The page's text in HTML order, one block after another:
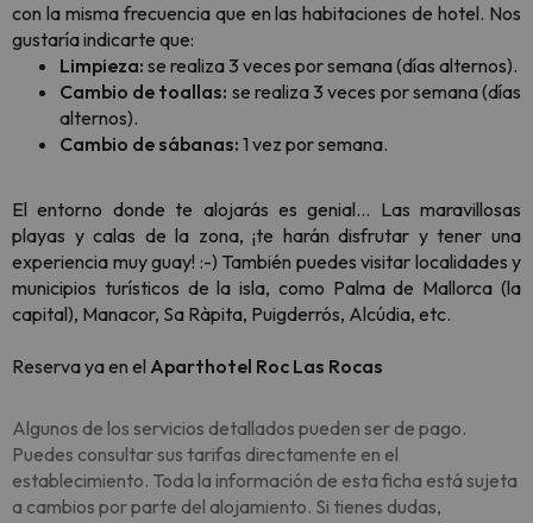
con la misma frecuencia que en las habitaciones de hotel. Nos
gustaría indicarte que:
Limpieza: se realiza 3 veces por semana (días alternos).
Cambio de toallas: se realiza 3 veces por semana (días
alternos).
Cambio de sábanas: 1 vez por semana.
El entorno donde te alojarás es genial... Las maravillosas
playas y calas de la zona, ¡te harán disfrutar y tener una
experiencia muy guay! :-) También puedes visitar localidades y
municipios turísticos de la isla, como Palma de Mallorca (la
capital), Manacor, Sa Ràpita, Puigderrós, Alcúdia, etc.
Reserva ya en el Aparthotel Roc Las Rocas
Algunos de los servicios detallados pueden ser de pago.
Puedes consultar sus tarifas directamente en el
establecimiento. Toda la información de esta ficha está sujeta
a cambios por parte del alojamiento. Si tienes dudas,